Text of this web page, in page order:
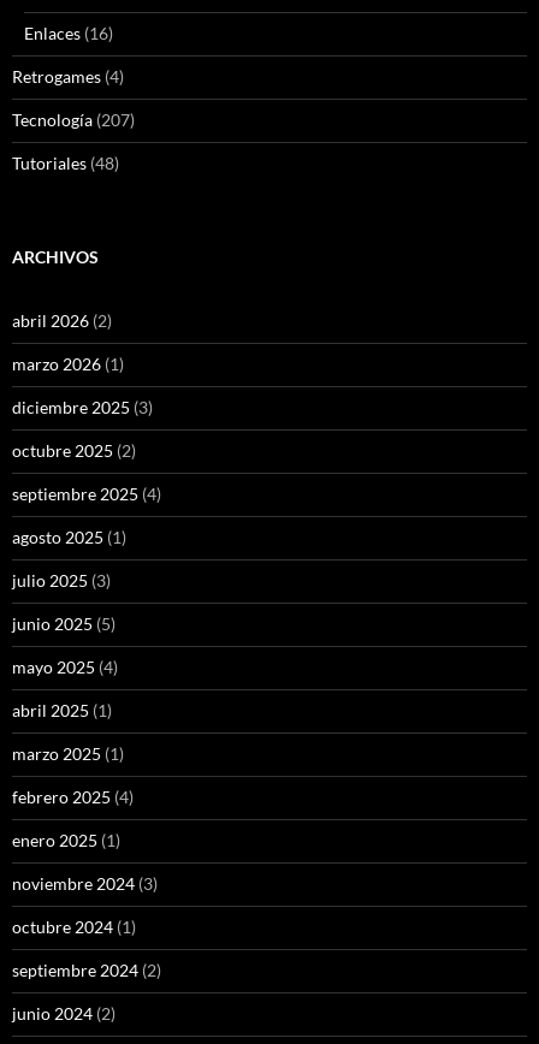
Enlaces (16)
Retrogames (4)
Tecnología (207)
Tutoriales (48)
ARCHIVOS
abril 2026 (2)
marzo 2026 (1)
diciembre 2025 (3)
octubre 2025 (2)
septiembre 2025 (4)
agosto 2025 (1)
julio 2025 (3)
junio 2025 (5)
mayo 2025 (4)
abril 2025 (1)
marzo 2025 (1)
febrero 2025 (4)
enero 2025 (1)
noviembre 2024 (3)
octubre 2024 (1)
septiembre 2024 (2)
junio 2024 (2)